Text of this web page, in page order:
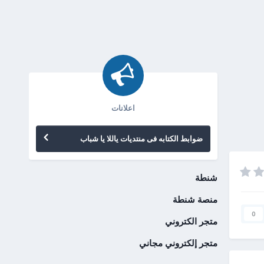
0
اعلانات
ضوابط الكتابه فى منتديات ياللا يا شباب
شنطة
منصة شنطة
متجر الكتروني
متجر إلكتروني مجاني